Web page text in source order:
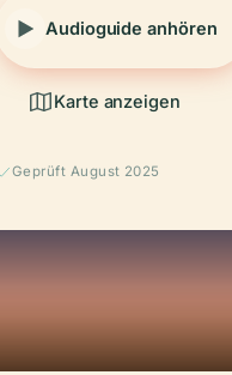
Audioguide anhören
Karte anzeigen
Geprüft August 2025